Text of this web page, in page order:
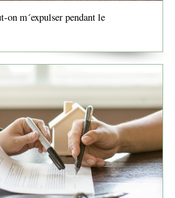
on m´expulser pendant le